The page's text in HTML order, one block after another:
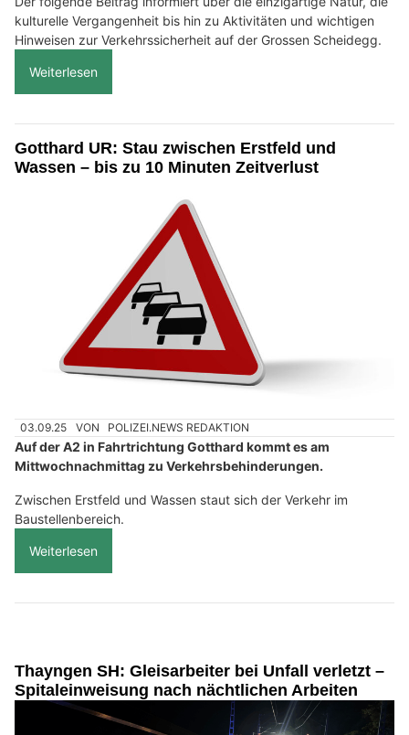
kulturelle Vergangenheit bis hin zu Aktivitäten und wichtigen
Hinweisen zur Verkehrssicherheit auf der Grossen Scheidegg.
Weiterlesen
Gotthard UR: Stau zwischen Erstfeld und
Wassen – bis zu 10 Minuten Zeitverlust
03.09.25 VON POLIZEI.NEWS REDAKTION
Auf der A2 in Fahrtrichtung Gotthard kommt es am
Mittwochnachmittag zu Verkehrsbehinderungen.
Zwischen Erstfeld und Wassen staut sich der Verkehr im
Baustellenbereich.
Weiterlesen
Thayngen SH: Gleisarbeiter bei Unfall verletzt –
Spitaleinweisung nach nächtlichen Arbeiten